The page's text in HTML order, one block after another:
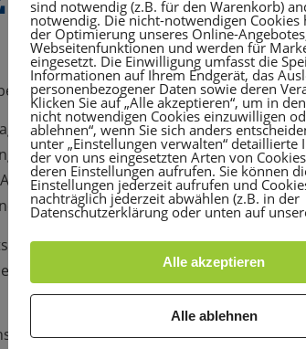
den
Übungsleiter*innen, liebe
und der jüngsten politischen
des Sportbetriebes bis auf Weiteres
CoV-2 einzudämmen, ist auch die
und der Landesregierung Baden-
(Sporthallen und Sportanlagen) bis
Mitarbeiter unser Vereinsfitness-Studio
17. März 2020, landesweit alle
sind notwendig (z.B. für den Warenkorb)
notwendig. Die nicht-notwendigen Cookies
der Optimierung unseres Online-
Webseitenfunktionen und werden für
eingesetzt. Die Einwilligung umfasst die
Informationen auf Ihrem Endgerät, das
personenbezogener Daten sowie deren
Klicken Sie auf „Alle akzeptieren“, um in
nicht notwendigen Cookies einzuwilligen
ablehnen“, wenn Sie sich anders
unter „Einstellungen verwalten“ detaillierte
der von uns eingesetzten Arten von
deren Einstellungen aufrufen. Sie können
Einstellungen jederzeit aufrufen und
nachträglich jederzeit abwählen (z.B. in der
Datenschutzerklärung oder unten auf
Alle akzeptieren
Alle ablehnen